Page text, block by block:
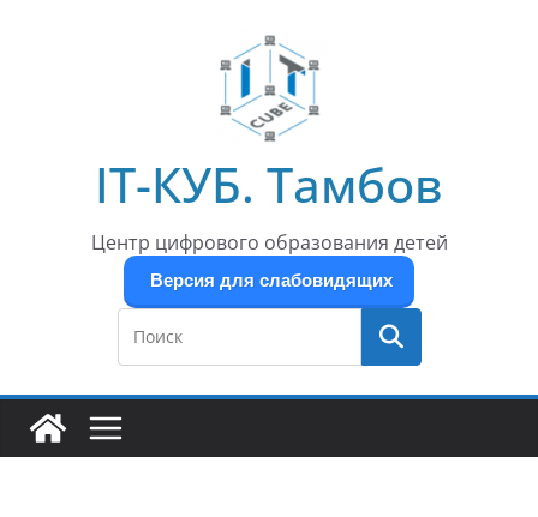
IT-КУБ. Тамбов
Центр цифрового образования детей
Версия для слабовидящих